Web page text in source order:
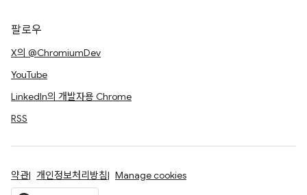
팔로우
X의 @ChromiumDev
YouTube
LinkedIn의 개발자용 Chrome
RSS
약관 개인정보처리방침 Manage cookies